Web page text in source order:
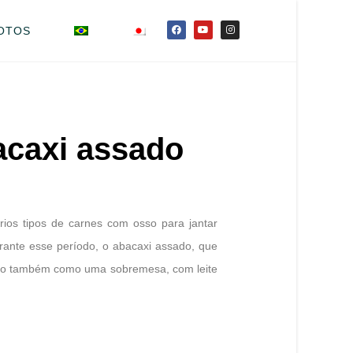
assado
tipos de carnes com osso para jantar
esse período, o abacaxi assado, que
também como uma sobremesa, com leite